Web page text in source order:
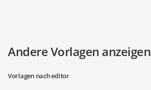
Andere Vorlagen anzeigen
Vorlagen nach editor